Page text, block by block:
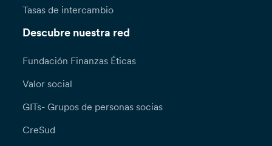
Tasas de intercambio
Descubre nuestra red
Fundación Finanzas Éticas
Valor social
GITs- Grupos de personas socias
CreSud